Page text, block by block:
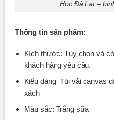
Học Đà Lạt –
Thông tin sản phẩm:
Kích thước: Tùy chọn và
khách hàng yêu cầu.
Kiểu dáng: Túi vải canvas
xách
Màu sắc: Trắng sữa